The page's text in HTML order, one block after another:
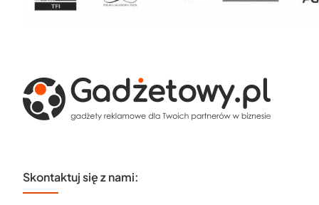
Skontaktuj się z nami: